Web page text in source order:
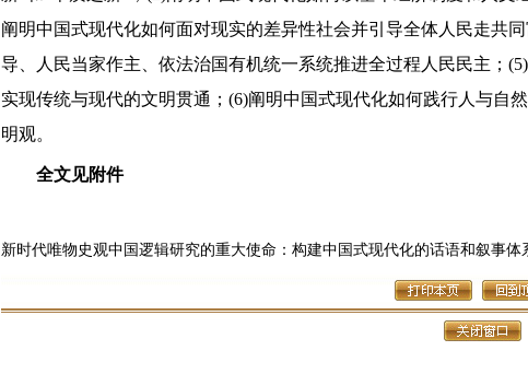
阐明中国式现代化如何面对现实的差异性社会并引导全体人民走共
导、人民当家作主、依法治国有机统一系统推进全过程人民民主；
实现传统与现代的文明贯通；(6)阐明中国式现代化如何践行人与自
明观。
全文见附件
新时代唯物史观中国逻辑研究的重大使命：构建中国式现代化的话语和叙事体